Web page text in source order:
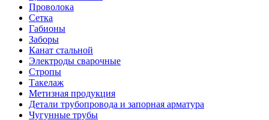
Проволока
Сетка
Габионы
Заборы
Канат стальной
Электроды сварочные
Стропы
Такелаж
Метизная продукция
Детали трубопровода и запорная арматура
Чугунные трубы